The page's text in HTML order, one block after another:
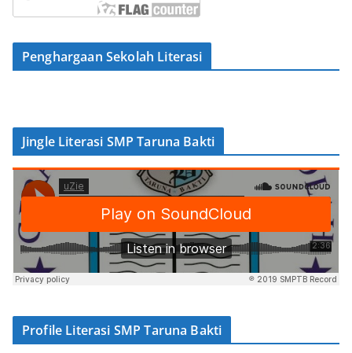
Penghargaan Sekolah Literasi
Jingle Literasi SMP Taruna Bakti
Profile Literasi SMP Taruna Bakti